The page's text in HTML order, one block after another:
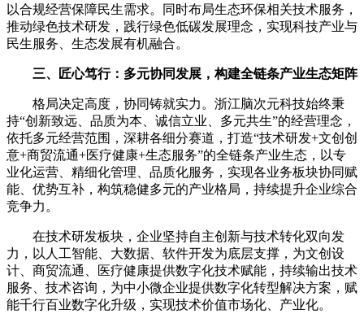
以合规经营保障民生需求。同时布局生态环保相关技术服务，
推动绿色技术研发，践行绿色低碳发展理念，实现科技产业与
民生服务、生态发展有机融合。
三、匠心笃行：多元协同发展，构建全链条产业生态矩阵
格局决定高度，协同铸就实力。浙江脑次元科技始终秉
持“创新致远、品质为本、诚信立业、多元共生”的经营理念，
依托多元经营范围，深耕各细分赛道，打造“技术研发+文创创
意+商贸流通+医疗健康+生态服务”的全链条产业生态，以专
业化运营、精细化管理、品质化服务，实现各业务板块协同赋
能、优势互补，构筑稳健多元的产业格局，持续提升企业综合
竞争力。
在技术研发板块，企业坚持自主创新与技术转化双向发
力，以人工智能、大数据、软件开发为底层支撑，为文创设
计、商贸流通、医疗健康提供数字化技术赋能，持续输出技术
服务、技术咨询，为中小微企业提供数字化转型解决方案，赋
能千行百业数字化升级，实现技术价值市场化、产业化。